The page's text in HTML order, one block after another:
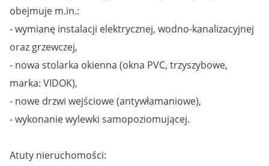
obejmuje m.in.:
- wymianę instalacji elektrycznej, wodno-kanalizacyjnej
oraz grzewczej,
- nowa stolarka okienna (okna PVC, trzyszybowe,
marka: VIDOK),
- nowe drzwi wejściowe (antywłamaniowe),
- wykonanie wylewki samopoziomującej.
Atuty nieruchomości: